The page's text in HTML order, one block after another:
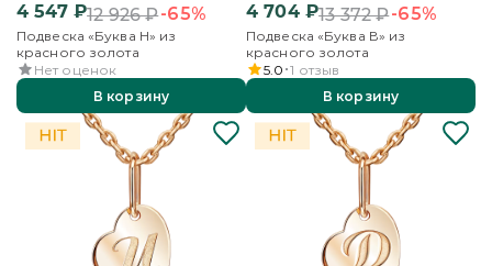
4 547₽12 926₽-65%
Подвеска «Буква Н» из
красного золота
Нет оценок
В корзину
4 704₽13 372₽-65%
Подвеска «Буква В» из
красного золота
5.0 1 отзыв
В корзину